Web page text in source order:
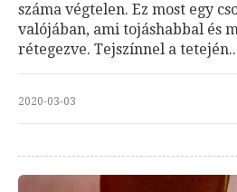
száma végtelen. Ez most egy
valójában, ami tojáshabbal és
rétegezve. Tejszínnel a
2020-03-03